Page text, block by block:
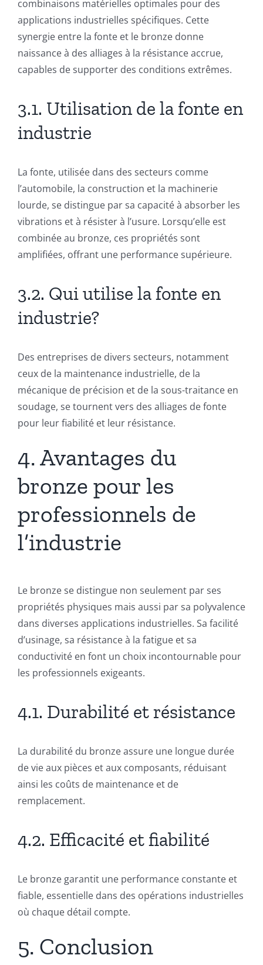
combinaisons matérielles optimales pour des
applications industrielles spécifiques. Cette
synergie entre la fonte et le bronze donne
naissance à des alliages à la résistance accrue,
capables de supporter des conditions extrêmes.
3.1. Utilisation de la fonte en
industrie
La fonte, utilisée dans des secteurs comme
l’automobile, la construction et la machinerie
lourde, se distingue par sa capacité à absorber les
vibrations et à résister à l’usure. Lorsqu’elle est
combinée au bronze, ces propriétés sont
amplifiées, offrant une performance supérieure.
3.2. Qui utilise la fonte en
industrie?
Des entreprises de divers secteurs, notamment
ceux de la maintenance industrielle, de la
mécanique de précision et de la sous-traitance en
soudage, se tournent vers des alliages de fonte
pour leur fiabilité et leur résistance.
4. Avantages du
bronze pour les
professionnels de
l’industrie
Le bronze se distingue non seulement par ses
propriétés physiques mais aussi par sa polyvalence
dans diverses applications industrielles. Sa facilité
d’usinage, sa résistance à la fatigue et sa
conductivité en font un choix incontournable pour
les professionnels exigeants.
4.1. Durabilité et résistance
La durabilité du bronze assure une longue durée
de vie aux pièces et aux composants, réduisant
ainsi les coûts de maintenance et de
remplacement.
4.2. Efficacité et fiabilité
Le bronze garantit une performance constante et
fiable, essentielle dans des opérations industrielles
où chaque détail compte.
5. Conclusion